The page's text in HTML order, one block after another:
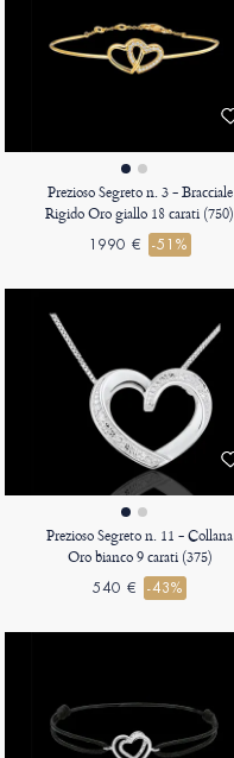
Prezioso Segreto n. 3 - Bracciale
Rigido Oro giallo 18 carati (750)
1990 € -51%
Prezioso Segreto n. 11 - Collana
Oro bianco 9 carati (375)
540 € -43%